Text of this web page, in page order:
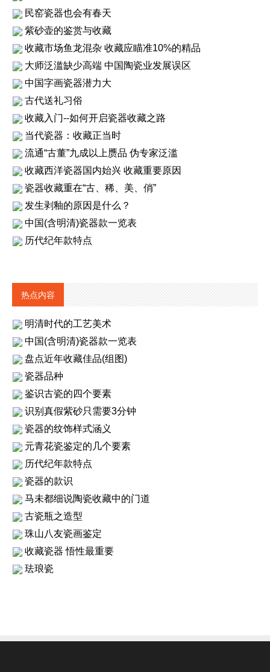
民窑瓷器也会有春天
紫砂壶的鉴赏与收藏
收藏市场鱼龙混杂 收藏应瞄准10%的精品
大师泛滥缺少高端 中国陶瓷业发展误区
中国字画瓷器潜力大
古代送礼习俗
收藏入门--如何开启瓷器收藏之路
当代瓷器：收藏正当时
流通“古董”九成以上赝品 伪专家泛滥
收藏西洋瓷器国内始兴 收藏重要原因
瓷器收藏重在“古、稀、美、俏”
发生剥釉的原因是什么？
中国(含明清)瓷器款一览表
历代纪年款特点
热点内容
明清时代的工艺美术
中国(含明清)瓷器款一览表
盘点近年收藏佳品(组图)
瓷器品种
鉴识古瓷的四个要素
识别真假紫砂只需要3分钟
瓷器的纹饰样式涵义
元青花瓷鉴定的几个要素
历代纪年款特点
瓷器的款识
马未都细说陶瓷收藏中的门道
古瓷瓶之造型
珠山八友瓷画鉴定
收藏瓷器 悟性最重要
珐琅瓷